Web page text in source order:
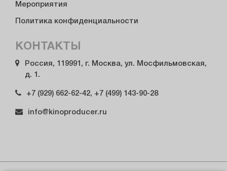
Мероприятия
Политика конфиденциальности
КОНТАКТЫ
Россия, 119991, г. Москва, ул. Мосфильмовская,
д. 1.
+7 (929) 662-62-42, +7 (499) 143-90-28
info@kinoproducer.ru